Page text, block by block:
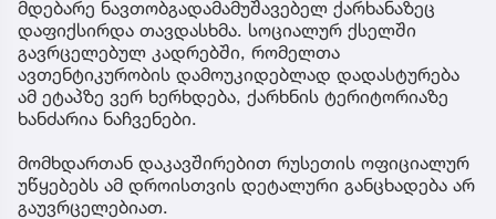
მდებარე ნავთობგადამამუშავებელ ქარხანაზეც
დაფიქსირდა თავდასხმა. სოციალურ ქსელში
გავრცელებულ კადრებში, რომელთა
ავთენტიკურობის დამოუკიდებლად დადასტურება
ამ ეტაპზე ვერ ხერხდება, ქარხნის ტერიტორიაზე
ხანძარია ნაჩვენები.
მომხდართან დაკავშირებით რუსეთის ოფიციალურ
უწყებებს ამ დროისთვის დეტალური განცხადება არ
გაუვრცელებიათ.